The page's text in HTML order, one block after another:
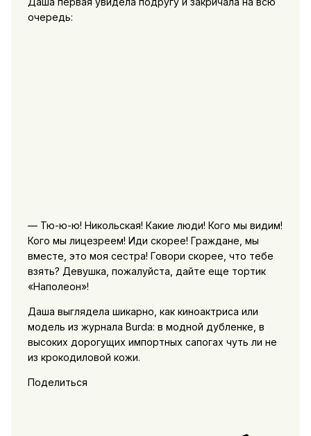
очередь:
— Тю-ю-ю! Никольская! Какие люди! Кого мы видим!
Кого мы лицезреем! Иди скорее! Граждане, мы
вместе, это моя сестра! Говори скорее, что тебе
взять? Девушка, пожалуйста, дайте еще тортик
«Наполеон»!
Даша выглядела шикарно, как киноактриса или
модель из журнала Burda: в модной дубленке, в
высоких дорогущих импортных сапогах чуть ли не
из крокодиловой кожи.
Поделиться